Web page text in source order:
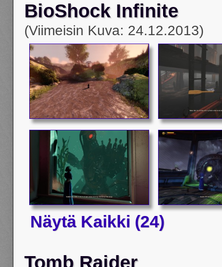
BioShock Infinite
(Viimeisin Kuva: 24.12.2013)
Näytä Kaikki (24)
Tomb Raider